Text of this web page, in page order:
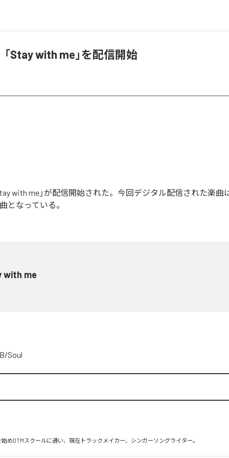
「Stay with me」を配信開始
with me」が配信開始された。今回デジタル配信された楽曲
となっている。
with me
Soul
めDTMスクールに通い、現在トラックメイカー、シンガーソングライター。